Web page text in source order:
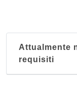
Attualmente
requisiti